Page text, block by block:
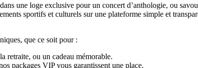
une loge exclusive pour un concert d’anthologie, ou
sportifs et culturels sur une plateforme simple et
que ce soit pour :
retraite, ou un cadeau mémorable.
packages VIP vous garantissent une place.